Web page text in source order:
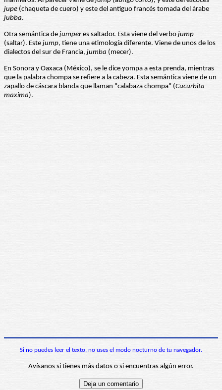
jupe (chaqueta de cuero) y este del antiguo francés tomada del árabe
jubba.
Otra semántica de jumperes saltador. Esta viene del verbo jump
(saltar). Este jump, tiene una etimología diferente. Viene de unos de los
dialectos del sur de Francia, jumba (mecer).
En Sonora y Oaxaca (México), se le dice yompa a esta prenda, mientras
que la palabra chompa se refiere a la cabeza. Esta semántica viene de un
zapallo de cáscara blanda que llaman "calabaza chompa" (Cucurbita
maxima).
Si no puedes leer el texto, no uses el modo nocturno de tu navegador.
Avísanos si tienes más datos o si encuentras algún error.